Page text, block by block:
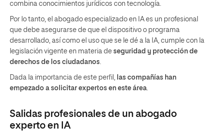
combina conocimientos jurídicos con tecnología.
Por lo tanto, el abogado especializado en IA es un profesional
que debe asegurarse de que el dispositivo o programa
desarrollado, así como el uso que se le dé a la IA, cumple con la
legislación vigente en materia de seguridad y protección de
derechos de los ciudadanos
Dada la importancia de este perfil,
las compañías han
empezado a solicitar expertos en este área
Salidas profesionales de un abogado
experto en IA